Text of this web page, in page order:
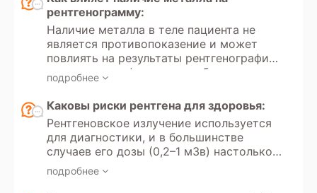
для частных, так и для государственных
медицинских учреждений, поскольку
проведение рентгенографии ребенку
связано с лучевой нагрузкой на
организм.
рентгенограмму:
Наличие металла в теле пациента не
является противопоказение и может
повлиять на результаты рентгенографии,
создавая артефакты на изображении.
Металлические предметы (например,
зубные импланты, суставные протезы,
брекеты или пирсинг) блокируют или
искажают рентгеновские лучи, что
может привести к появлению
затененных участков на снимке.
Оператор рентгена обычно учитывает
подробнее
Каковы риски рентгена для здоровья:
Рентгеновское излучение используется
для диагностики, и в большинстве
случаев его дозы (0,2–1 мЗв) настолько
малы, что риски для здоровья
минимальны. Однако частое
подробнее